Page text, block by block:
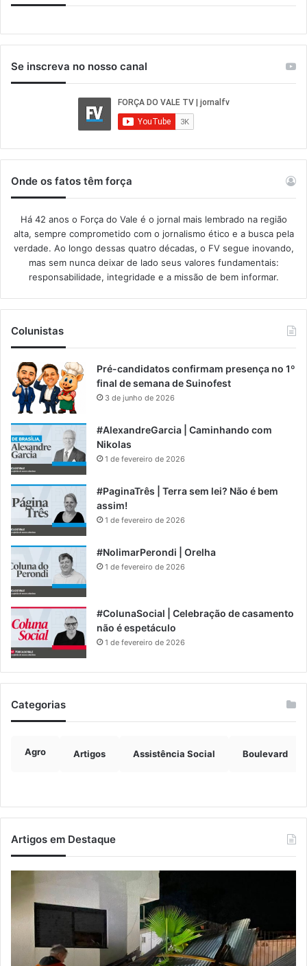
Se inscreva no nosso canal
Onde os fatos têm força
Há 42 anos o Força do Vale é o jornal mais lembrado na região
alta, sempre comprometido com o jornalismo ético e a busca pela
verdade. Ao longo dessas quatro décadas, o FV segue inovando,
mas sem nunca deixar de lado seus valores fundamentais:
responsabilidade, integridade e a missão de bem informar.​
Colunistas
Pré-candidatos confirmam presença no 1º
final de semana de Suinofest
3 de junho de 2026
#AlexandreGarcia | Caminhando com
Nikolas
1 de fevereiro de 2026
#PaginaTrês | Terra sem lei? Não é bem
assim!
1 de fevereiro de 2026
#NolimarPerondi | Orelha
1 de fevereiro de 2026
#ColunaSocial | Celebração de casamento
não é espetáculo
1 de fevereiro de 2026
Categorias
Agro Artigos Assistência Social Boulevard
Artigos em Destaque
deixam
rastro
danos
e